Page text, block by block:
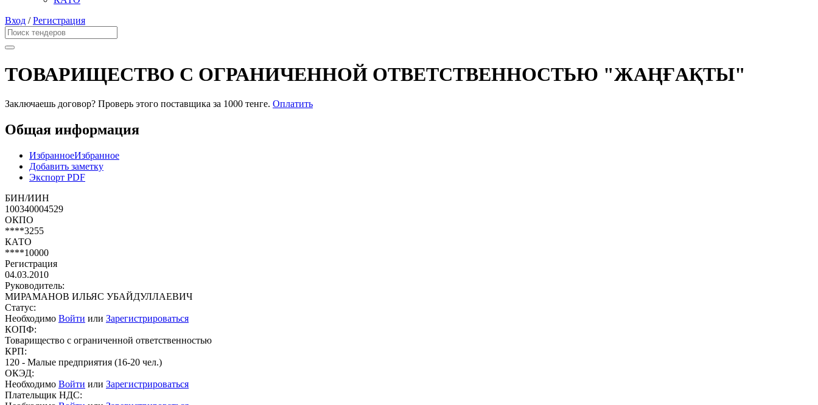
Вход /Регистрация
ТОВАРИЩЕСТВО С ОГРАНИЧЕННОЙ ОТВЕТСТВЕННОСТЬЮ "ЖАҢҒАҚТЫ"
Заключаешь договор? Проверь этого поставщика за 1000 тенге. Оплатить
Общая информация
ИзбранноеИзбранное
Добавить заметку
Экспорт PDF
БИН/ИИН
100340004529
ОКПО
****3255
КАТО
****10000
Регистрация
04.03.2010
Руководитель:
МИРАМАНОВ ИЛЬЯС УБАЙДУЛЛАЕВИЧ
Статус:
Необходимо Войти или Зарегистрироваться
КОПФ:
Товарищество с ограниченной ответственностью
КРП:
120 - Малые предприятия (16-20 чел.)
ОКЭД:
Необходимо Войти или Зарегистрироваться
Плательщик НДС: